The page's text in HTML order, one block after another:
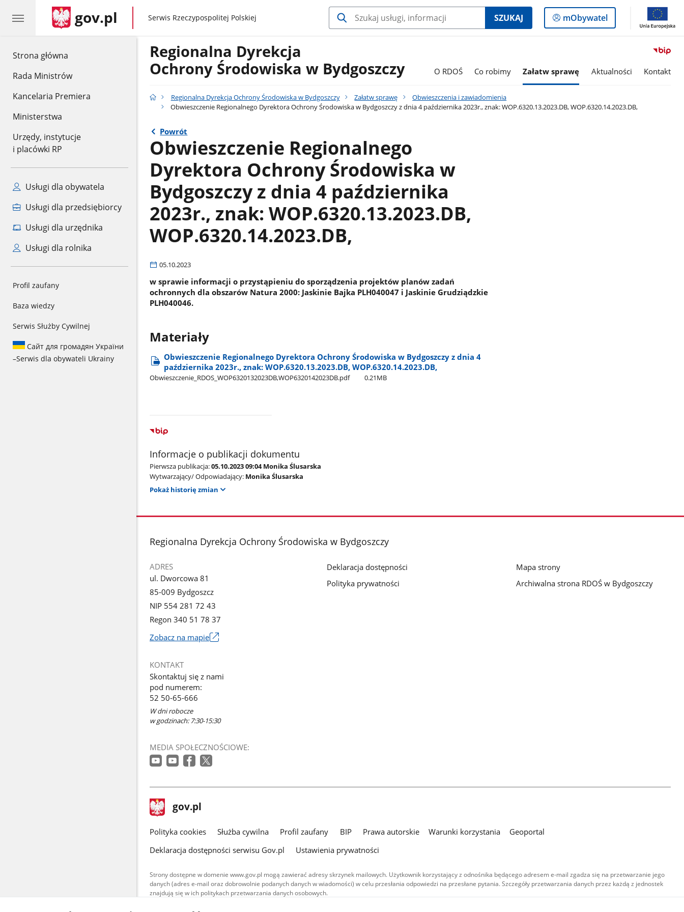
Strona główna
Rada Ministrów
Kancelaria Premiera
Ministerstwa
Urzędy, instytucje
i placówki RP
Usługi dla obywatela
Usługi dla przedsiębiorcy
Usługi dla urzędnika
Usługi dla rolnika
Profil zaufany
Baza wiedzy
Serwis Służby Cywilnej
Сайт для громадян України
–Serwis dla obywateli Ukrainy
gov.pl gov.pl
Serwis Rzeczypospolitej Polskiej SZUKAJ
Logowanie
do
mObywatel
Regionalna Dyrekcja
Ochrony Środowiska w Bydgoszczy
O RDOŚ Co robimy Załatw sprawę Aktualności Kontakt
Regionalna Dyrekcja Ochrony Środowiska w Bydgoszczy Załatw sprawę
Obwieszczenia i zawiadomienia
Obwieszczenie Regionalnego Dyrektora Ochrony Środowiska w Bydgoszczy z dnia 4 października 2023r., znak: WOP.6320.13.2023.DB, WOP.6320.14.2023.DB,
Powrót
Obwieszczenie Regionalnego
Dyrektora Ochrony Środowiska w
Bydgoszczy z dnia 4 października
2023r., znak: WOP.6320.13.2023.DB,
WOP.6320.14.2023.DB,
05.10.2023
w sprawie informacji o przystąpieniu do sporządzenia projektów planów zadań
ochronnych dla obszarów Natura 2000: Jaskinie Bajka PLH040047 i Jaskinie Grudziądzkie
PLH040046.
Materiały
Obwieszczenie Regionalnego Dyrektora Ochrony Środowiska w Bydgoszczy z dnia 4
października 2023r., znak: WOP.6320.13.2023.DB, WOP.6320.14.2023.DB,
Obwieszczenie​_RDOS​_WOP6320132023DB,WOP6320142023DB.pdf 0.21MB
Informacje o publikacji dokumentu
Pierwsza publikacja:05.10.2023 09:04 Monika Ślusarska
Wytwarzający/ Odpowiadający: Monika Ślusarska
Pokaż historię zmian
stopka
Regionalna Dyrekcja Ochrony Środowiska w Bydgoszczy
ADRES
ul. Dworcowa 81
85-009 Bydgoszcz
NIP 554 281 72 43
Regon 340 51 78 37
Zobacz na mapie
się
w
nowym
oknie
KONTAKT
Skontaktuj się z nami
pod numerem:
52 50-65-666
W dni robocze
w godzinach: 7:30-15:30
MEDIA SPOŁECZNOŚCIOWE:
Deklaracja dostępności
Polityka prywatności
Mapa strony
Archiwalna strona RDOŚ w Bydgoszczy
stopka
gov.pl Strona
gov.pl
gov.pl
Polityka cookies Służba cywilna Profil zaufany BIP Prawa autorskie Warunki korzystania
Geoportal
Deklaracja dostępności serwisu Gov.pl
Ustawienia prywatności
Strony dostępne w domenie www.gov.pl mogą zawierać adresy skrzynek mailowych. Użytkownik korzystający z odnośnika będącego adresem e-mail zgadza się na przetwarzanie jego
danych (adres e-mail oraz dobrowolnie podanych danych w wiadomości) w celu przesłania odpowiedzi na przesłane pytania. Szczegóły przetwarzania danych przez każdą z jednostek
znajdują się w ich politykach przetwarzania danych osobowych.